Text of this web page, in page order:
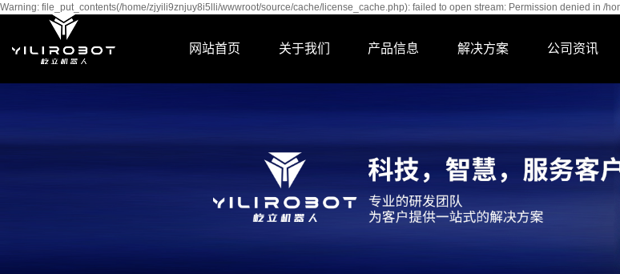
Warning: file_put_contents(/home/zjyili9znjuy8i5lli/wwwroot/source/cache/license_cache.php): failed to open stream: Permission denied in /
网站首页 关于我们
研发实力
企业之歌
资质荣誉
产品信息
储料仓
检测设备
解决方案
轴承行业
机床厂配套
公司资讯
屹立商学院